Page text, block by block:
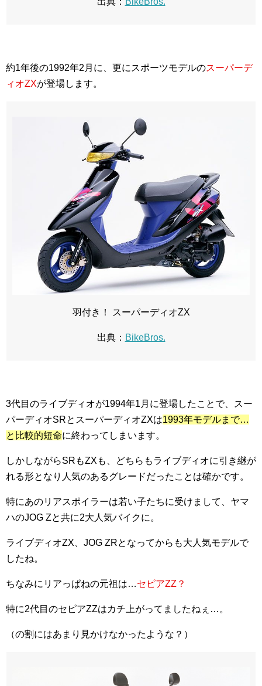
約1年後の1992年2月に、更にスポーツモデルのスーパーデ
ィオZXが登場します。
羽付き！ スーパーディオZX
出典： BikeBros.
3代目のライブディオが1994年1月に登場したことで、スー
パーディオSRとスーパーディオZXは1993年モデルまで…
と比較的短命に終わってしまいます。
しかしながらSRもZXも、どちらもライブディオに引き継が
れる形となり人気のあるグレードだったことは確かです。
特にあのリアスポイラーは若い子たちに受けまして、ヤマ
ハのJOG Zと共に2大人気バイクに。
ライブディオZX、JOG ZRとなってからも大人気モデルで
したね。
ちなみにリアっぱねの元祖は…セピアZZ？
特に2代目のセピアZZはカチ上がってましたねぇ…。
（の割にはあまり見かけなかったような？）